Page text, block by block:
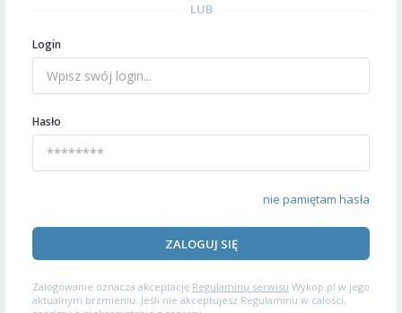
LUB
Login
Hasło
nie pamiętam hasła
ZALOGUJ SIĘ
Zalogowanie oznacza akceptację Regulaminu serwisu Wykop.pl w jego
aktualnym brzmieniu. Jeśli nie akceptujesz Regulaminu w całości,